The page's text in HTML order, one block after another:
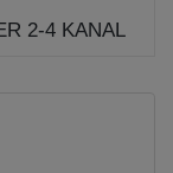
2-4 KANAL